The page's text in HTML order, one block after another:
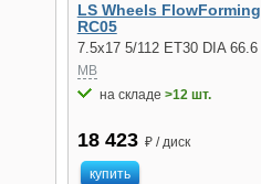
LS Wheels FlowForming
RC05
7.5x17 5/112 ET30 DIA 66.6
MB
на складе >12 шт.
18 423 ₽ / диск
купить